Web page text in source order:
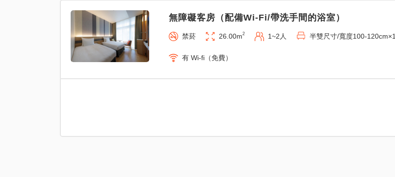
無障礙客房（配備Wi-Fi/帶洗手間的浴室）
禁菸 26.00m2 1~2人 半雙尺寸/寬度100-120cm×1
有 Wi-fi（免費）